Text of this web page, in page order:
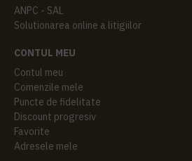
ANPC - SAL
Solutionarea online a litigiilor
CONTUL MEU
Contul meu
Comenzile mele
Puncte de fidelitate
Discount progresiv
Favorite
Adresele mele